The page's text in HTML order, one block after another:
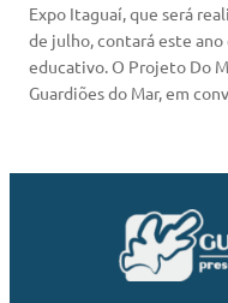
Expo Itaguaí, que será
de julho, contará este
educativo. O Projeto Do
Guardiões do Mar, em